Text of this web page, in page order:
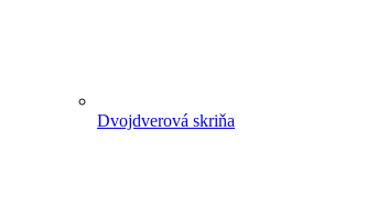
Dvojdverová skriňa